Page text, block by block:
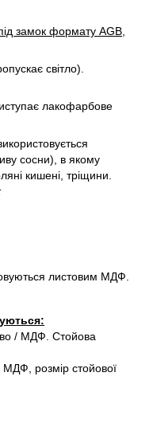
замок формату AGB,
світло).
лакофарбове
сосни), в якому
кишені, тріщини.
листовим МДФ.
/ МДФ. Стойова
МДФ, розмір стойової